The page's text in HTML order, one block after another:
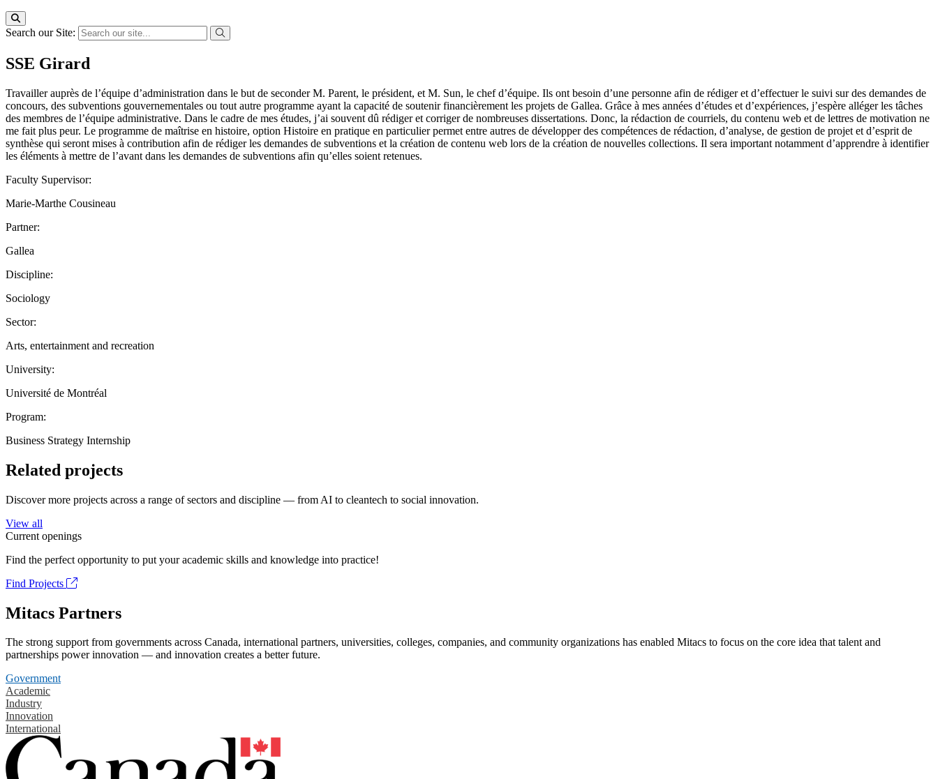
Search our Site:
SSE Girard
Travailler auprès de l’équipe d’administration dans le but de seconder M. Parent, le président, et M. Sun, le chef d’équipe. Ils ont besoin d’une personne afin de rédiger et d’effectuer le suivi sur des demandes de
concours, des subventions gouvernementales ou tout autre programme ayant la capacité de soutenir financièrement les projets de Gallea. Grâce à mes années d’études et d’expériences, j’espère alléger les tâches
des membres de l’équipe administrative. Dans le cadre de mes études, j’ai souvent dû rédiger et corriger de nombreuses dissertations. Donc, la rédaction de courriels, du contenu web et de lettres de motivation ne
me fait plus peur. Le programme de maîtrise en histoire, option Histoire en pratique en particulier permet entre autres de développer des compétences de rédaction, d’analyse, de gestion de projet et d’esprit de
synthèse qui seront mises à contribution afin de rédiger les demandes de subventions et la création de contenu web lors de la création de nouvelles collections. Il sera important notamment d’apprendre à identifier
les éléments à mettre de l’avant dans les demandes de subventions afin qu’elles soient retenues.
Faculty Supervisor:
Marie-Marthe Cousineau
Partner:
Gallea
Discipline:
Sociology
Sector:
Arts, entertainment and recreation
University:
Université de Montréal
Program:
Business Strategy Internship
Related projects
Discover more projects across a range of sectors and discipline — from AI to cleantech to social innovation.
View all
Current openings
Find the perfect opportunity to put your academic skills and knowledge into practice!
Find Projects
Mitacs Partners
The strong support from governments across Canada, international partners, universities, colleges, companies, and community organizations has enabled Mitacs to focus on the core idea that talent and
partnerships power innovation — and innovation creates a better future.
Government
Academic
Industry
Innovation
International